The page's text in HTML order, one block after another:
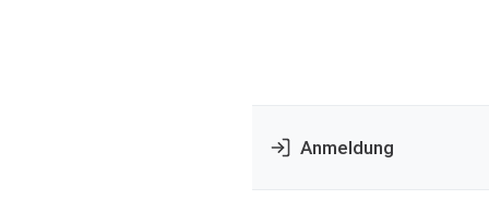
Anmeldung